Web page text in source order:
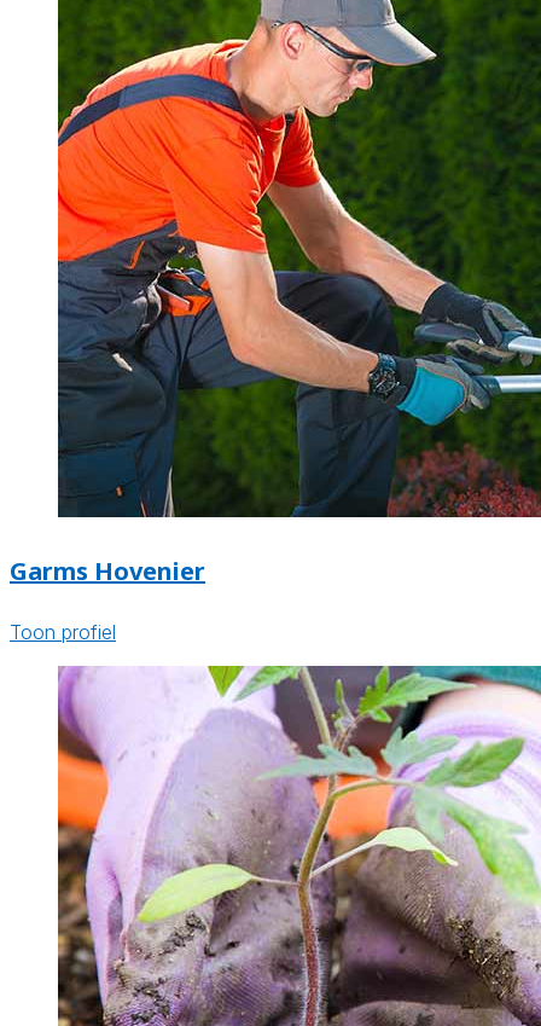
Garms Hovenier
Toon profiel